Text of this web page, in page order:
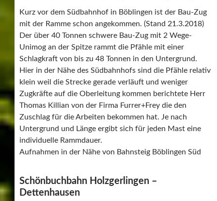
Kurz vor dem Südbahnhof in Böblingen ist der Bau-Zug
mit der Ramme schon angekommen. (Stand 21.3.2018)
Der über 40 Tonnen schwere Bau-Zug mit 2 Wege-
Unimog an der Spitze rammt die Pfähle mit einer
Schlagkraft von bis zu 48 Tonnen in den Untergrund.
Hier in der Nähe des Südbahnhofs sind die Pfähle relativ
klein weil die Strecke gerade verläuft und weniger
Zugkräfte auf die Oberleitung kommen berichtete Herr
Thomas Killian von der Firma Furrer+Frey die den
Zuschlag für die Arbeiten bekommen hat. Je nach
Untergrund und Länge ergibt sich für jeden Mast eine
individuelle Rammdauer.
Aufnahmen in der Nähe von Bahnsteig Böblingen Süd
Schönbuchbahn Holzgerlingen –
Dettenhausen